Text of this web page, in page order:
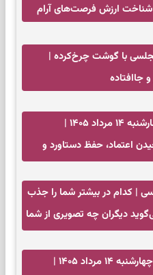
و شناخت ارزش فرصت‌های آرام
مجلسی با گوشت چرخ‌کرده |
جاافتاده
فال تاروت امروز چهارشنبه ۱۴ مرداد ۱۴۰۵ |
اعتماد، حفظ دستاورد و
کدام در بیشتر شما را جذب
دیگران چه تصویری از شما
فال فرشتگان امروز چهارشنبه ۱۴ مرداد ۱۴۰۵ |